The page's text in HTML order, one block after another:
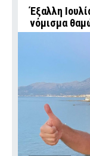
Έξαλλη
νόμισμα